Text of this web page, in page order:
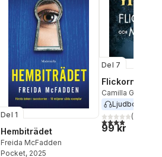
Del 1
Hembiträdet
Freida McFadden
Pocket, 2025
Del 7
Flickorna och
Camilla Grebe
Ljudbok
3,9utav 5(
99 kr